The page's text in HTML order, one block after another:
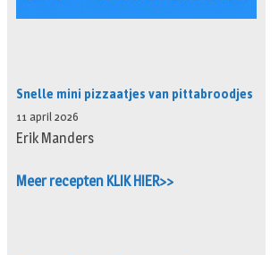
Snelle mini pizzaatjes van pittabroodjes
11 april 2026
Erik Manders
Meer recepten KLIK HIER>>